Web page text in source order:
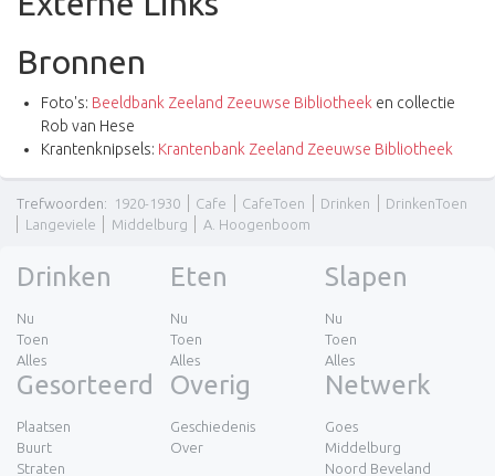
Bronnen
Foto's: Beeldbank Zeeland Zeeuwse Bibliotheek en collectie
Rob van Hese
Krantenknipsels: Krantenbank Zeeland Zeeuwse Bibliotheek
Trefwoorden: 1920-1930 Cafe CafeToen Drinken
DrinkenToen
Langeviele
Middelburg A. Hoogenboom
Drinken
Nu
Toen
Alles
Eten
Nu
Toen
Alles
Slapen
Nu
Toen
Alles
Gesorteerd
Plaatsen
Buurt
Straten
Overig
Geschiedenis
Over
Netwerk
Goes
Middelburg
Noord Beveland